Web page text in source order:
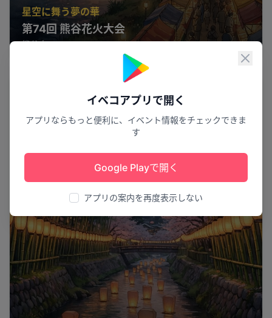
閉じ
イベコアプリで開く
アプリならもっと便利に、イベント情報をチェックできま
す
Google Playで開く
アプリの案内を再度表示しない
星空に舞う夢の華
第74回 熊谷花火大会
熊谷市 11